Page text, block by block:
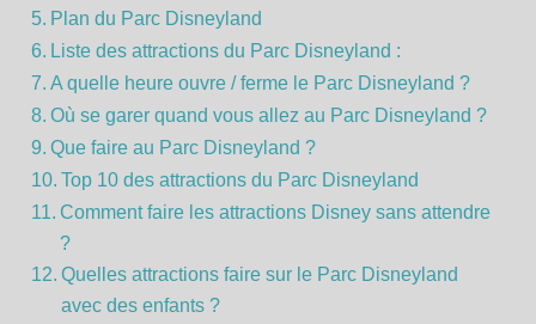
Plan du Parc Disneyland
Liste des attractions du Parc Disneyland :
A quelle heure ouvre / ferme le Parc Disneyland ?
Où se garer quand vous allez au Parc Disneyland ?
Que faire au Parc Disneyland ?
Top 10 des attractions du Parc Disneyland
Comment faire les attractions Disney sans attendre
?
Quelles attractions faire sur le Parc Disneyland
avec des enfants ?